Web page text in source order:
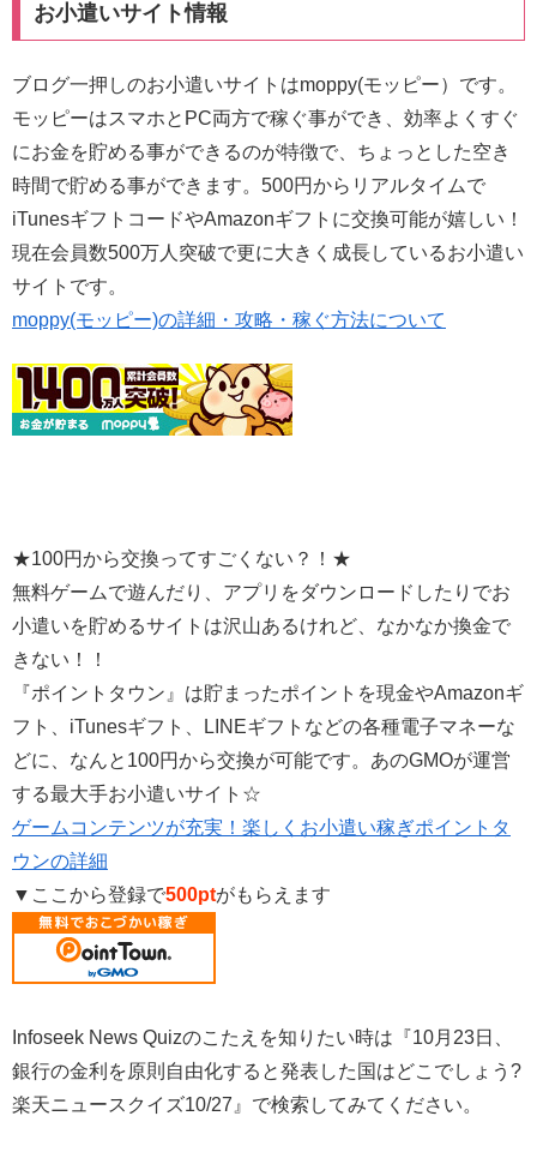
お小遣いサイト情報
ブログ一押しのお小遣いサイトはmoppy(モッピー）です。
モッピーはスマホとPC両方で稼ぐ事ができ、効率よくすぐ
にお金を貯める事ができるのが特徴で、ちょっとした空き
時間で貯める事ができます。500円からリアルタイムで
iTunesギフトコードやAmazonギフトに交換可能が嬉しい！
現在会員数500万人突破で更に大きく成長しているお小遣い
サイトです。
moppy(モッピー)の詳細・攻略・稼ぐ方法について
★100円から交換ってすごくない？！★
無料ゲームで遊んだり、アプリをダウンロードしたりでお
小遣いを貯めるサイトは沢山あるけれど、なかなか換金で
きない！！
『ポイントタウン』は貯まったポイントを現金やAmazonギ
フト、iTunesギフト、LINEギフトなどの各種電子マネーな
どに、なんと100円から交換が可能です。あのGMOが運営
する最大手お小遣いサイト☆
ゲームコンテンツが充実！楽しくお小遣い稼ぎポイントタ
ウンの詳細
▼ここから登録で500ptがもらえます
Infoseek News Quizのこたえを知りたい時は『10月23日、
銀行の金利を原則自由化すると発表した国はどこでしょう?
楽天ニュースクイズ10/27』で検索してみてください。